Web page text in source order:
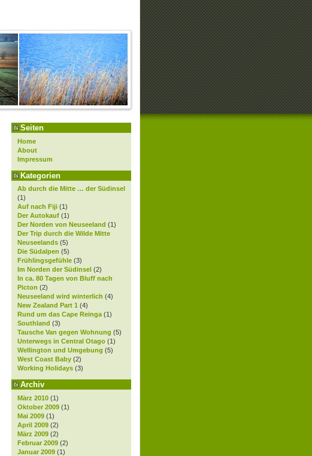
Seiten
Home
About
Impressum
Kategorien
Ab durch die Mitte … der Südinsel
(1)
Auf nach Fiji (1)
Der Autokauf (1)
Der Norden von Neuseeland (1)
Der Trip durch die Wilde Mitte
Neuseelands (5)
Die Südalpen (5)
Frühlingsgefühle (3)
Im Norden der Südinsel (2)
In ca. 80 Tagen von Bluff nach
Picton (2)
Neuseeland wird winterlich (4)
New Zealand Part 1 (4)
Rund um das Cape Reinga (1)
Southland (3)
Tausche Van gegen Wohnung (5)
Unterwegs in Central Otago (1)
Wellington und Umgebung (5)
West Coast Baby (2)
Working Holidays (3)
Archiv
März 2010 (1)
Oktober 2009 (1)
Mai 2009 (1)
April 2009 (2)
März 2009 (2)
Februar 2009 (2)
Januar 2009 (1)